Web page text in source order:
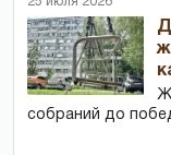
собраний до